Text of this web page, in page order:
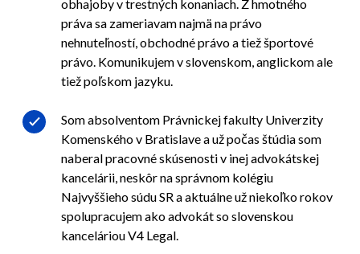
obhajoby v trestných konaniach. Z hmotného
práva sa zameriavam najmä na právo
nehnuteľností, obchodné právo a tiež športové
právo. Komunikujem v slovenskom, anglickom ale
tiež poľskom jazyku.
Som absolventom Právnickej fakulty Univerzity
Komenského v Bratislave a už počas štúdia som
naberal pracovné skúsenosti v inej advokátskej
kancelárii, neskôr na správnom kolégiu
Najvyššieho súdu SR a aktuálne už niekoľko rokov
spolupracujem ako advokát so slovenskou
kanceláriou V4 Legal.